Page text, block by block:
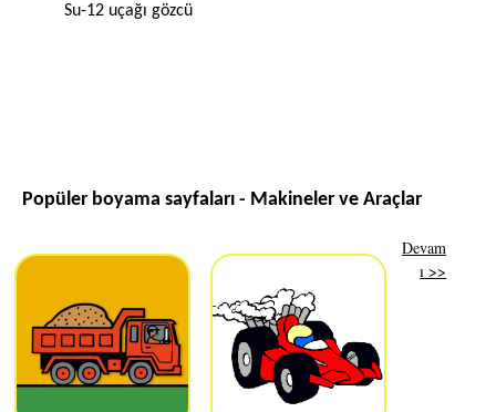
Su-12 uçağı gözcü
Popüler boyama sayfaları - Makineler ve Araçlar
Devam
ı >>